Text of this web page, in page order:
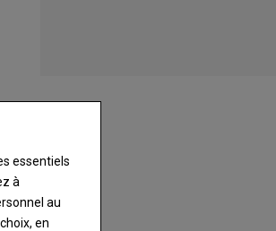
essentiels
à
au
en